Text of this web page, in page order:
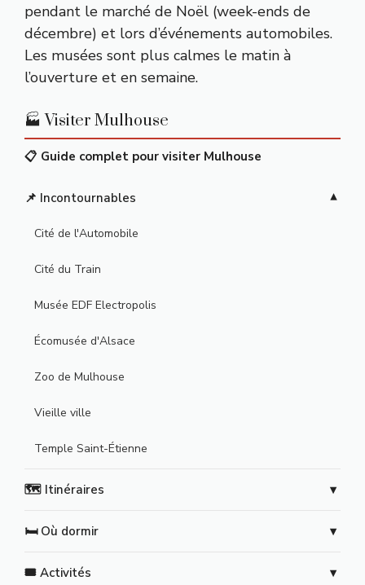
pendant le marché de Noël (week-ends de
décembre) et lors d’événements automobiles.
Les musées sont plus calmes le matin à
l’ouverture et en semaine.
🏭 Visiter Mulhouse
📋 Guide complet pour visiter Mulhouse
📌 Incontournables
Cité de l'Automobile
Cité du Train
Musée EDF Electropolis
Écomusée d'Alsace
Zoo de Mulhouse
Vieille ville
Temple Saint-Étienne
🗺️ Itinéraires
🛏️ Où dormir
🎟️ Activités